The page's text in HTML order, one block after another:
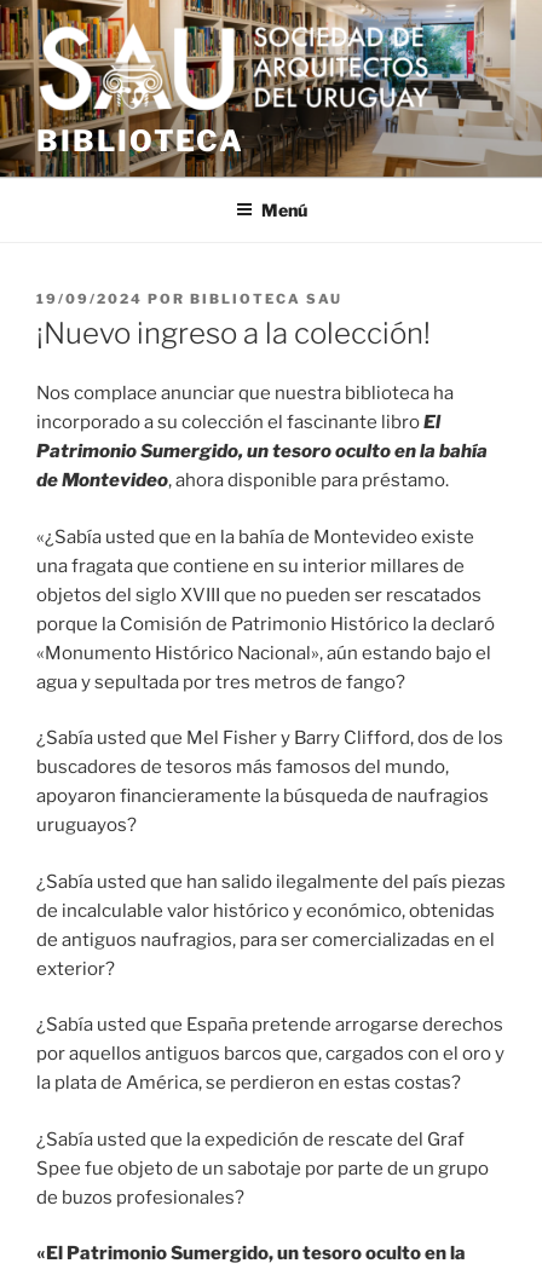
Saltar
al
contenido
BIBLIOTECA
Menú
PUBLICADO
EL
19/09/2024 POR BIBLIOTECA SAU
¡Nuevo ingreso a la colección!
Nos complace anunciar que nuestra biblioteca ha
incorporado a su colección el fascinante libroEl
Patrimonio Sumergido, un tesoro oculto en la bahía
de Montevideo, ahora disponible para préstamo.
«¿Sabía usted que en la bahía de Montevideo existe
una fragata que contiene en su interior millares de
objetos del siglo XVIII que no pueden ser rescatados
porque la Comisión de Patrimonio Histórico la declaró
«Monumento Histórico Nacional», aún estando bajo el
agua y sepultada por tres metros de fango?
¿Sabía usted que Mel Fisher y Barry Clifford, dos de los
buscadores de tesoros más famosos del mundo,
apoyaron financieramente la búsqueda de naufragios
uruguayos?
¿Sabía usted que han salido ilegalmente del país piezas
de incalculable valor histórico y económico, obtenidas
de antiguos naufragios, para ser comercializadas en el
exterior?
¿Sabía usted que España pretende arrogarse derechos
por aquellos antiguos barcos que, cargados con el oro y
la plata de América, se perdieron en estas costas?
¿Sabía usted que la expedición de rescate del Graf
Spee fue objeto de un sabotaje por parte de un grupo
de buzos profesionales?
«El Patrimonio Sumergido, un tesoro oculto en la